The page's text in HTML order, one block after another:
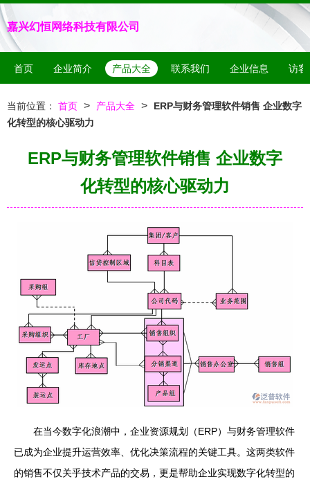
嘉兴幻恒网络科技有限公司
首页 企业简介 产品大全 联系我们 企业信息 访客
当前位置： 首页 > 产品大全 >
ERP与财务管理软件销售 企业数字
化转型的核心驱动力
ERP与财务管理软件销售 企业数字
化转型的核心驱动力
在当今数字化浪潮中，企业资源规划（ERP）与财务管理软件
已成为企业提升运营效率、优化决策流程的关键工具。这两类软件
的销售不仅关乎技术产品的交易，更是帮助企业实现数字化转型的